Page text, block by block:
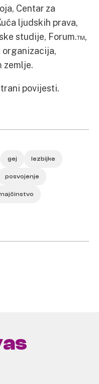
Centar za
ljudskih prava,
studije, Forum.™,
organizacija,
zemlje.
povijesti.
gej lezbijke
posvojenje